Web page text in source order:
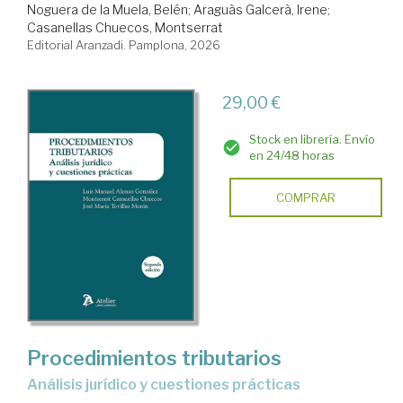
Noguera de la Muela, Belén; Araguàs Galcerà, Irene;
Casanellas Chuecos, Montserrat
Editorial Aranzadi. Pamplona, 2026
29,00 €
Stock en librería. Envío
en 24/48 horas
COMPRAR
Procedimientos tributarios
análisis jurídico y cuestiones prácticas